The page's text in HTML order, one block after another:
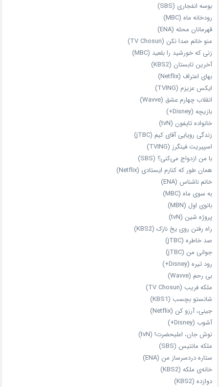
بوسه انفجاری (SBS)
رودخانه ماه (MBC)
قهرمانان محله (ENA)
منو خانم صدا نکن (TV Chosun)
زنی که خورشید را بلعید (MBC)
آخرین تابستان (KBS2)
بهای اعتراف (Netflix)
ایکس عزیزم (TVING)
انقلاب چهارم عشق (Wavve)
بازیچه (Disney+)
خانواده تایفون (tvN)
زندگی رویایی آقای کیم (jTBC)
اسپیریت فینگرز (TVING)
با من ازدواج می‌کنی؟ (SBS)
همان‌ طور که کنارم ایستادی (Netflix)
خانم ناشناس (ENA)
به سوی ماه (MBC)
بانوی اول (MBN)
پروژه شین (tvN)
راه رفتن روی یخ نازک (KBS2)
صد خاطره (jTBC)
جوانی من (jTBC)
رود تیره (Disney+)
بی‌ رحم (Wavve)
ملکه فریب (TV Chosun)
شانستو بچسب (KBS1)
جینی، آرزو کن (Netflix)
آشوب (Disney+)
نوش جان، اعلیحضرت! (tvN)
ملکه‌ مانتیس (SBS)
ستاره دردسرساز من (ENA)
خانه‌ی ملکه (KBS2)
دوازده (KBS2)